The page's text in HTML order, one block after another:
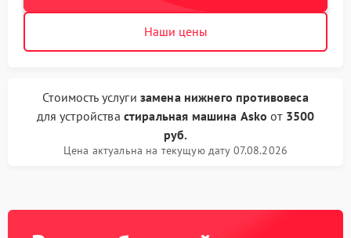
Наши цены
Стоимость услуги замена нижнего противовеса
для устройства стиральная машина Asko от 3500
руб.
Цена актуальна на текущую дату 07.08.2026